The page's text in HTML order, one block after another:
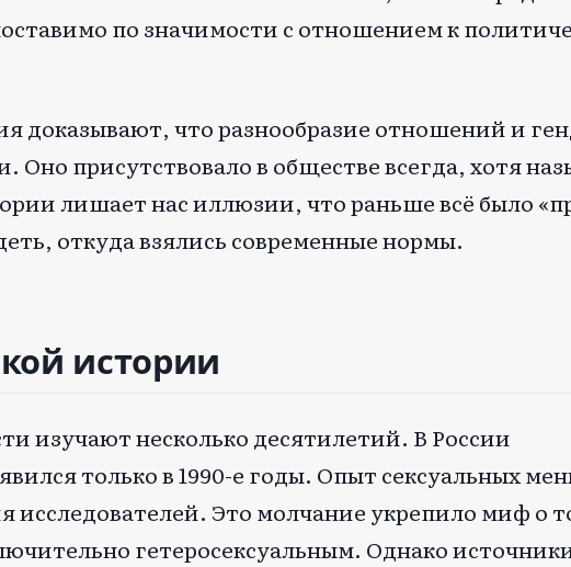
по значимости с отношением к
доказывают, что разнообразие отношений и
Оно присутствовало в обществе всегда, хотя
лишает нас иллюзии, что раньше всё было
откуда взялись современные нормы.
истории
изучают несколько десятилетий. В России
только в 1990-е годы. Опыт сексуальных
исследователей. Это молчание укрепило миф о
гетеросексуальным. Однако